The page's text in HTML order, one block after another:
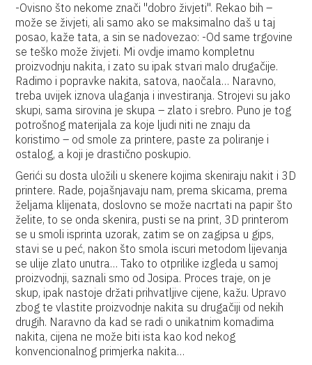
-Ovisno što nekome znači ''dobro živjeti''. Rekao bih –
može se živjeti, ali samo ako se maksimalno daš u taj
posao, kaže tata, a sin se nadovezao: -Od same trgovine
se teško može živjeti. Mi ovdje imamo kompletnu
proizvodnju nakita, i zato su ipak stvari malo drugačije.
Radimo i popravke nakita, satova, naočala… Naravno,
treba uvijek iznova ulaganja i investiranja. Strojevi su jako
skupi, sama sirovina je skupa – zlato i srebro. Puno je tog
potrošnog materijala za koje ljudi niti ne znaju da
koristimo – od smole za printere, paste za poliranje i
ostalog, a koji je drastično poskupio.
Gerići su dosta uložili u skenere kojima skeniraju nakit i 3D
printere. Rade, pojašnjavaju nam, prema skicama, prema
željama klijenata, doslovno se može nacrtati na papir što
želite, to se onda skenira, pusti se na print, 3D printerom
se u smoli isprinta uzorak, zatim se on zagipsa u gips,
stavi se u peć, nakon što smola iscuri metodom lijevanja
se ulije zlato unutra… Tako to otprilike izgleda u samoj
proizvodnji, saznali smo od Josipa. Proces traje, on je
skup, ipak nastoje držati prihvatljive cijene, kažu. Upravo
zbog te vlastite proizvodnje nakita su drugačiji od nekih
drugih. Naravno da kad se radi o unikatnim komadima
nakita, cijena ne može biti ista kao kod nekog
konvencionalnog primjerka nakita…